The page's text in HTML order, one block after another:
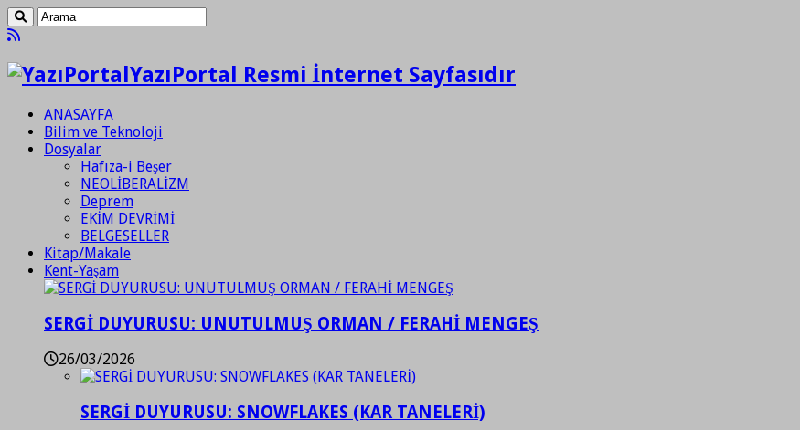
YazıPortal Resmi İnternet Sayfasıdır
ANASAYFA
Bilim ve Teknoloji
Dosyalar
Hafıza-i Beşer
NEOLİBERALİZM
Deprem
EKİM DEVRİMİ
BELGESELLER
Kitap/Makale
Kent-Yaşam
SERGİ DUYURUSU: UNUTULMUŞ ORMAN / FERAHİ MENGEŞ
26/03/2026
SERGİ DUYURUSU: SNOWFLAKES (KAR TANELERİ)